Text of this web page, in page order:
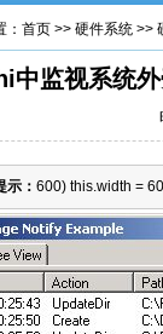
首页 >> 硬件系统 >>
中监视系统
： 600) this.width =